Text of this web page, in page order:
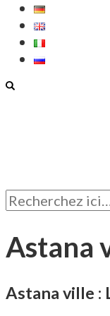
Rechercher:
Astana
Astana ville :